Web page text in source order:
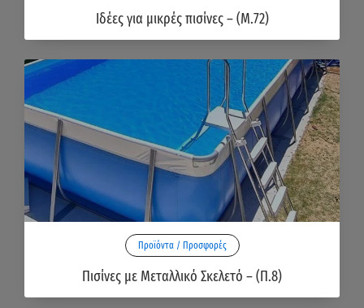
Ιδέες για μικρές πισίνες – (Μ.72)
Προϊόντα / Προσφορές
Πισίνες με Μεταλλικό Σκελετό – (Π.8)